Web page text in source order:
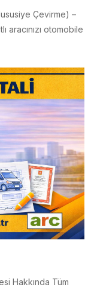
Çevirme) –
aracınızı otomobile
Hakkında Tüm